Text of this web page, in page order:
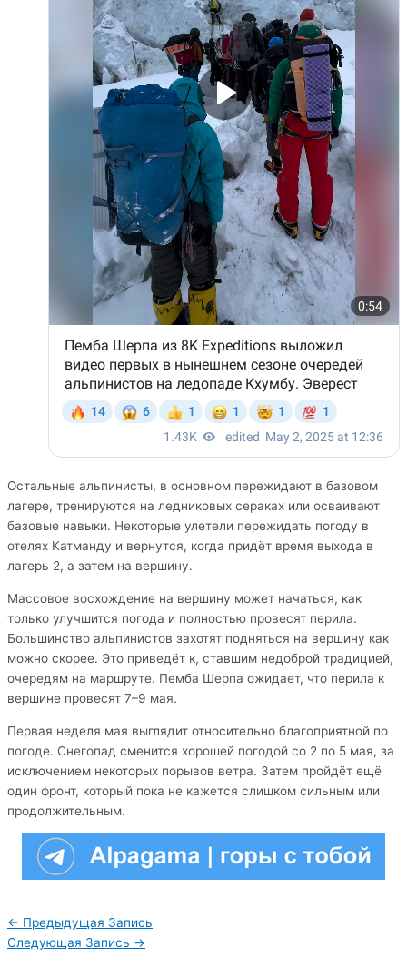
Остальные альпинисты, в основном пережидают в базовом
лагере, тренируются на ледниковых сераках или осваивают
базовые навыки. Некоторые улетели пережидать погоду в
отелях Катманду и вернутся, когда придёт время выхода в
лагерь 2, а затем на вершину.
Массовое восхождение на вершину может начаться, как
только улучшится погода и полностью провесят перила.
Большинство альпинистов захотят подняться на вершину как
можно скорее. Это приведёт к, ставшим недоброй традицией,
очередям на маршруте. Пемба Шерпа ожидает, что перила к
вершине провесят 7–9 мая.
Первая неделя мая выглядит относительно благоприятной по
погоде. Снегопад сменится хорошей погодой со 2 по 5 мая, за
исключением некоторых порывов ветра. Затем пройдёт ещё
один фронт, который пока не кажется слишком сильным или
продолжительным.
Навигация
по
← Предыдущая Запись
Следующая Запись →